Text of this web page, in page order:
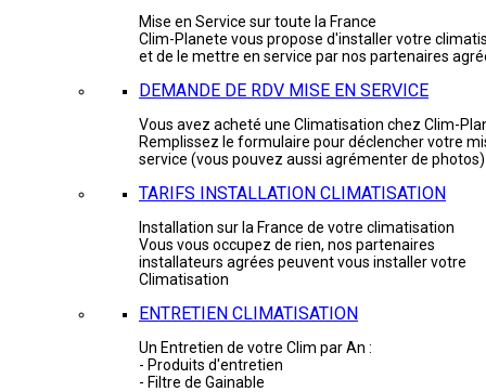
Mise en Service sur toute la France
Clim-Planete vous propose d'installer votre
et de le mettre en service par nos partenaires
DEMANDE DE RDV MISE EN SERVICE
Vous avez acheté une Climatisation chez Clim-
Remplissez le formulaire pour déclencher votre
service (vous pouvez aussi agrémenter de photos)
TARIFS INSTALLATION CLIMATISATION
Installation sur la France de votre climatisation
Vous vous occupez de rien, nos partenaires
installateurs agrées peuvent vous installer votre
Climatisation
ENTRETIEN CLIMATISATION
Un Entretien de votre Clim par An :
- Produits d'entretien
- Filtre de Gainable